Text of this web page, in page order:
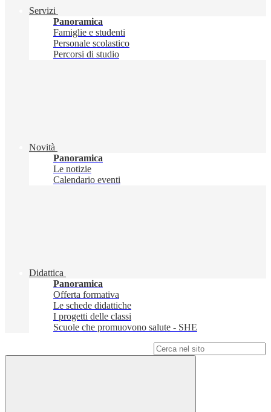
Servizi
Panoramica
Famiglie e studenti
Personale scolastico
Percorsi di studio
Novità
Panoramica
Le notizie
Calendario eventi
Didattica
Panoramica
Offerta formativa
Le schede didattiche
I progetti delle classi
Scuole che promuovono salute - SHE